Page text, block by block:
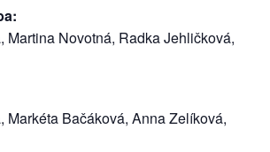
Martina Novotná, Radka Jehličková,
Markéta Bačáková, Anna Zelíková,